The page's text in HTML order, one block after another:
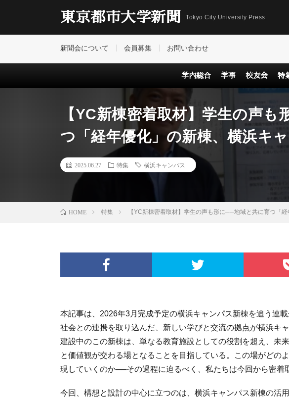
東京都市大学新聞 Tokyo City University Press
新聞会について 会員募集 お問い合わせ
学内総合 学事 校友会 特
【YC新棟密着取材】学生の声
つ「経年優化」の新棟、横浜キ
2025.06.27 特集 横浜キャンパス
HOME 特集 【YC新棟密着取材】学生の声も形に──地域と共に育つ「
本記事は、2026年3月完成予定の横浜キャンパス新棟を追う連
社会との連携を取り込んだ、新しい学びと交流の拠点が横浜キ
建設中のこの新棟は、単なる教育施設としての役割を超え、未
と価値観が交わる場となることを目指している。この場がどの
現していくのか──その過程に迫るべく、私たちは今回から密着
今回、構想と設計の中心に立つのは、横浜キャンパス新棟の活